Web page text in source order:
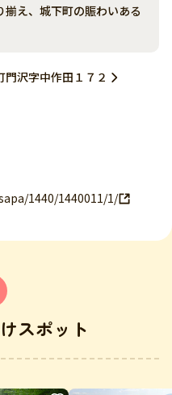
え、城下町の賑わいある
沢字中作田１７２
1440/1440011/1/
スポット